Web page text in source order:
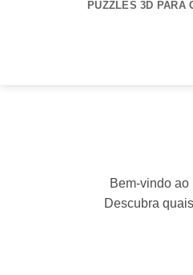
PUZZLES 3D PARA
Bem-vindo
Descubra